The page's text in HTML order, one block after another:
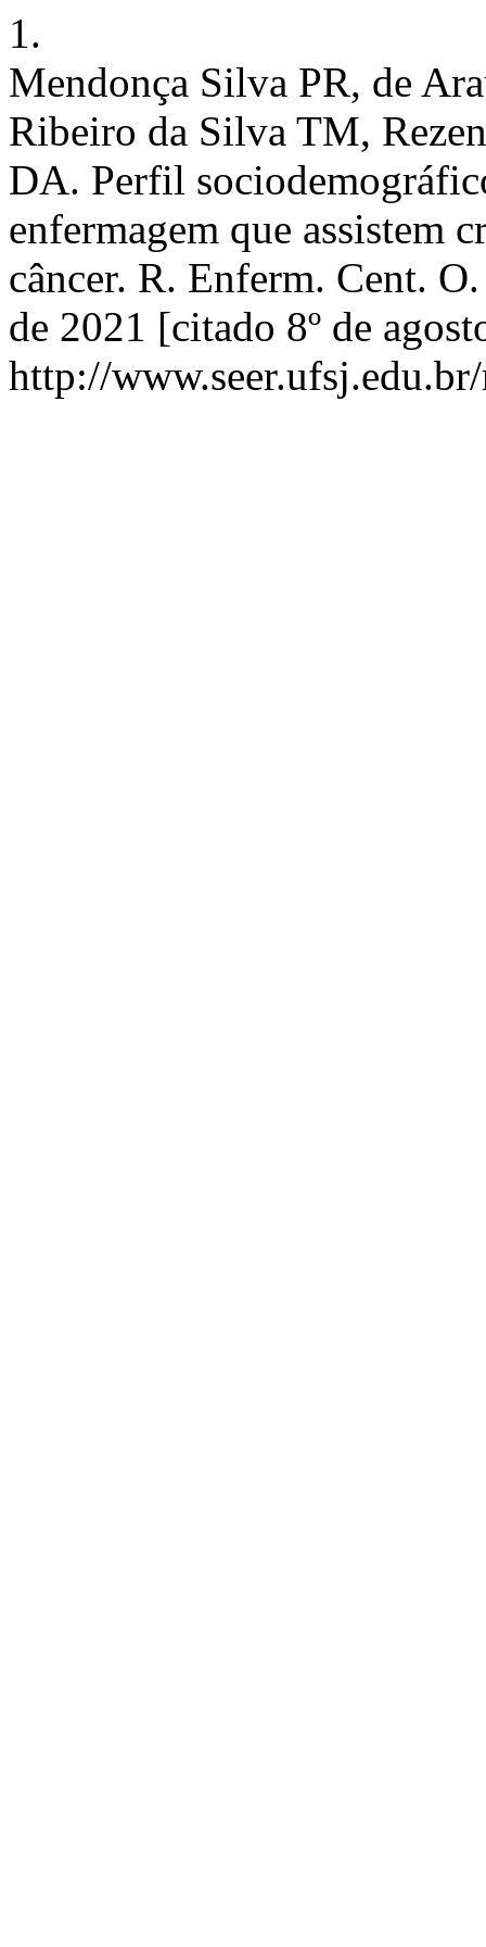
1.
Mendonça Silva PR, de
Ribeiro da Silva TM,
DA. Perfil
enfermagem que assistem
câncer. R. Enferm. Cent.
de 2021 [citado 8º de
http://